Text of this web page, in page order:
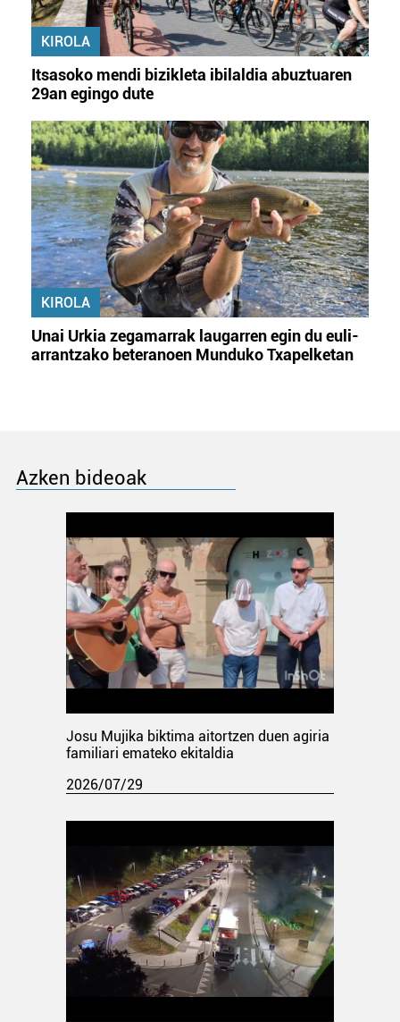
KIROLA
Itsasoko mendi bizikleta ibilaldia abuztuaren
29an egingo dute
KIROLA
Unai Urkia zegamarrak laugarren egin du euli-
arrantzako beteranoen Munduko Txapelketan
Azken bideoak
Josu Mujika biktima aitortzen duen agiria
familiari emateko ekitaldia
2026/07/29